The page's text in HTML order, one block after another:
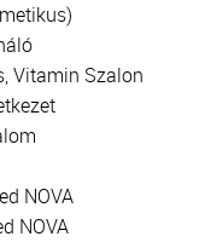
Vitamin Szalon
NOVA
NOVA